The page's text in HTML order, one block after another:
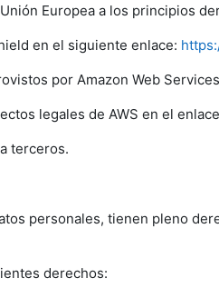
Europea a los principios
en el siguiente enlace:
por Amazon Web
legales de AWS en el
terceros.
personales, tienen pleno
derechos: